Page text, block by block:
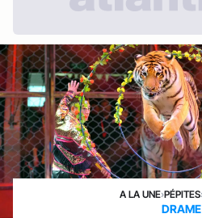
A LA UNE›PÉPITES
DRAME